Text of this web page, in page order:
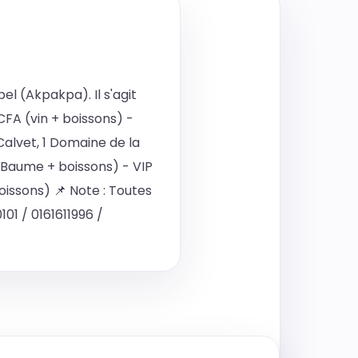
(Akpakpa). Il s'agit
(vin + boissons) -
1 Domaine de la
+ boissons) - VIP
📌 Note : Toutes
/ 0161611996 /